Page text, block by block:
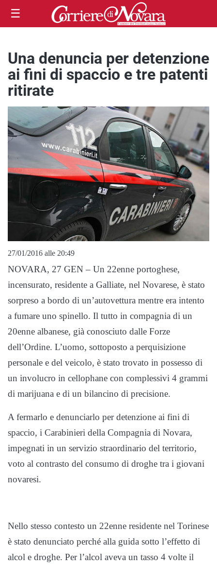
☰
Una denuncia per detenzione
ai fini di spaccio e tre patenti
ritirate
27/01/2016 alle 20:49
NOVARA, 27 GEN – Un 22enne portoghese,
incensurato, residente a Galliate, nel Novarese, è stato
sorpreso a bordo di un’autovettura mentre era intento
a fumare uno spinello. Il tutto in compagnia di un
20enne albanese, già conosciuto dalle Forze
dell’Ordine. L’uomo, sottoposto a perquisizione
personale e del veicolo, è stato trovato in possesso di
un involucro in cellophane con complessivi 4 grammi
di marijuana e di un bilancino di precisione.
A fermarlo e denunciarlo per detenzione ai fini di
spaccio, i Carabinieri della Compagnia di Novara,
impegnati in un servizio straordinario del territorio,
voto al contrasto del consumo di droghe tra i giovani
novaresi.
Nello stesso contesto un 22enne residente nel Torinese
è stato denunciato perché alla guida sotto l’effetto di
alcol e droghe. Per l’alcol aveva un tasso 4 volte il